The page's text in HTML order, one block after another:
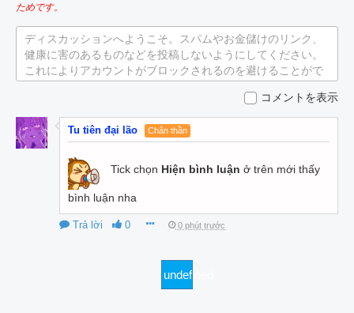
ためです。
ディスカッションへようこそ。スパムやお金儲けのリンク、
健康に害のあるものなどを投稿しないようにしてください。
これによりアカウントがブロックされるのを避けることがで
コメントを表示
Tu tiên đại lão Chân thần
Tick chọn Hiện bình luận ở trên mới thấy
bình luận nha
Trả lời 0 0 phút trước
undefined